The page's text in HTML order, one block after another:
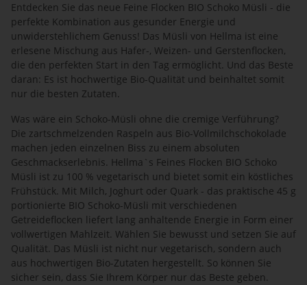
Entdecken Sie das neue Feine Flocken BIO Schoko Müsli - die
perfekte Kombination aus gesunder Energie und
unwiderstehlichem Genuss! Das Müsli von Hellma ist eine
erlesene Mischung aus Hafer-, Weizen- und Gerstenflocken,
die den perfekten Start in den Tag ermöglicht. Und das Beste
daran: Es ist hochwertige Bio-Qualität und beinhaltet somit
nur die besten Zutaten.
Was wäre ein Schoko-Müsli ohne die cremige Verführung?
Die zartschmelzenden Raspeln aus Bio-Vollmilchschokolade
machen jeden einzelnen Biss zu einem absoluten
Geschmackserlebnis. Hellma`s Feines Flocken BIO Schoko
Müsli ist zu 100 % vegetarisch und bietet somit ein köstliches
Frühstück. Mit Milch, Joghurt oder Quark - das praktische 45 g
portionierte BIO Schoko-Müsli mit verschiedenen
Getreideflocken liefert lang anhaltende Energie in Form einer
vollwertigen Mahlzeit. Wählen Sie bewusst und setzen Sie auf
Qualität. Das Müsli ist nicht nur vegetarisch, sondern auch
aus hochwertigen Bio-Zutaten hergestellt. So können Sie
sicher sein, dass Sie Ihrem Körper nur das Beste geben.